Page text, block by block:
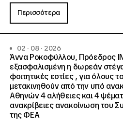
Περισσότερα
02 · 08 · 2026
Άννα Ροκοφύλλου, Πρόεδρος
εξασφαλισμένη η δωρεάν
φοιτητικές εστίες , για όλους
μετακινηθούν από την υπό
Αθηνών 4 αλήθειες και 4
ανακρίβειες ανακοίνωση του
της ΦΕΑ